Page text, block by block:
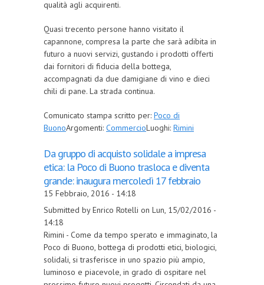
qualità agli acquirenti.
Quasi trecento persone hanno visitato il
capannone, compresa la parte che sarà adibita in
futuro a nuovi servizi, gustando i prodotti offerti
dai fornitori di fiducia della bottega,
accompagnati da due damigiane di vino e dieci
chili di pane. La strada continua.
Comunicato stampa scritto per: Poco di
BuonoArgomenti: CommercioLuoghi: Rimini
Da gruppo di acquisto solidale a impresa
etica: la Poco di Buono trasloca e diventa
grande: inaugura mercoledì 17 febbraio
15 Febbraio, 2016 - 14:18
Submitted by Enrico Rotelli on Lun, 15/02/2016 -
14:18
Rimini - Come da tempo sperato e immaginato, la
Poco di Buono, bottega di prodotti etici, biologici,
solidali, si trasferisce in uno spazio più ampio,
luminoso e piacevole, in grado di ospitare nel